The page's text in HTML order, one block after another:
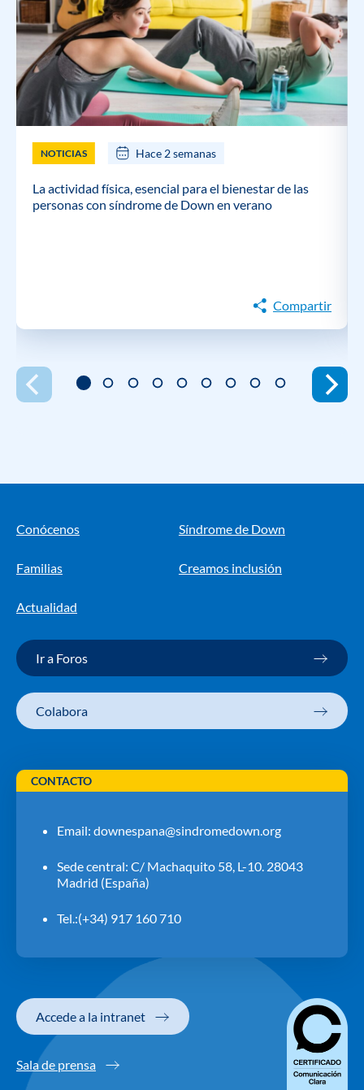
NOTICIAS Hace 2 semanas
La actividad física, esencial para el bienestar de las
personas con síndrome de Down en verano
Compartir
Conócenos Síndrome de Down
Familias Creamos inclusión
Actualidad
Ir a Foros
Colabora
CONTACTO
Email: downespana@sindromedown.org
Sede central: C/ Machaquito 58, L-10. 28043
Madrid (España)
Tel.:(+34) 917 160 710
Accede a la intranet
Sala de prensa